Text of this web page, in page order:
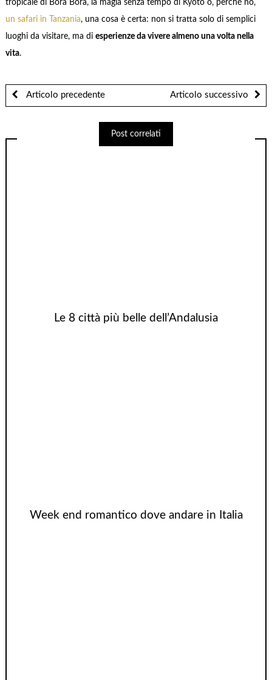
tropicale di Bora Bora, la magia senza tempo di Kyoto o, perché no,
un safari in Tanzania, una cosa è certa: non si tratta solo di semplici
luoghi da visitare, ma di esperienze da vivere almeno una volta nella
vita.
Articolo precedente Articolo successivo
Post correlati
Le 8 città più belle dell’Andalusia
Week end romantico dove andare in Italia